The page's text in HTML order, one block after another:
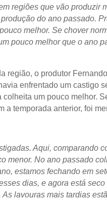
regiões que vão produzir
do ano passado.
melhor. Se chover
pouco melhor que o ano
região, o produtor
enfrentado um castigo
um pouco melhor.
a temporada anterior, foi
Aqui, comparando
menor. No ano passado
estamos fechando em
dias, e agora está seco
lavouras mais tardias